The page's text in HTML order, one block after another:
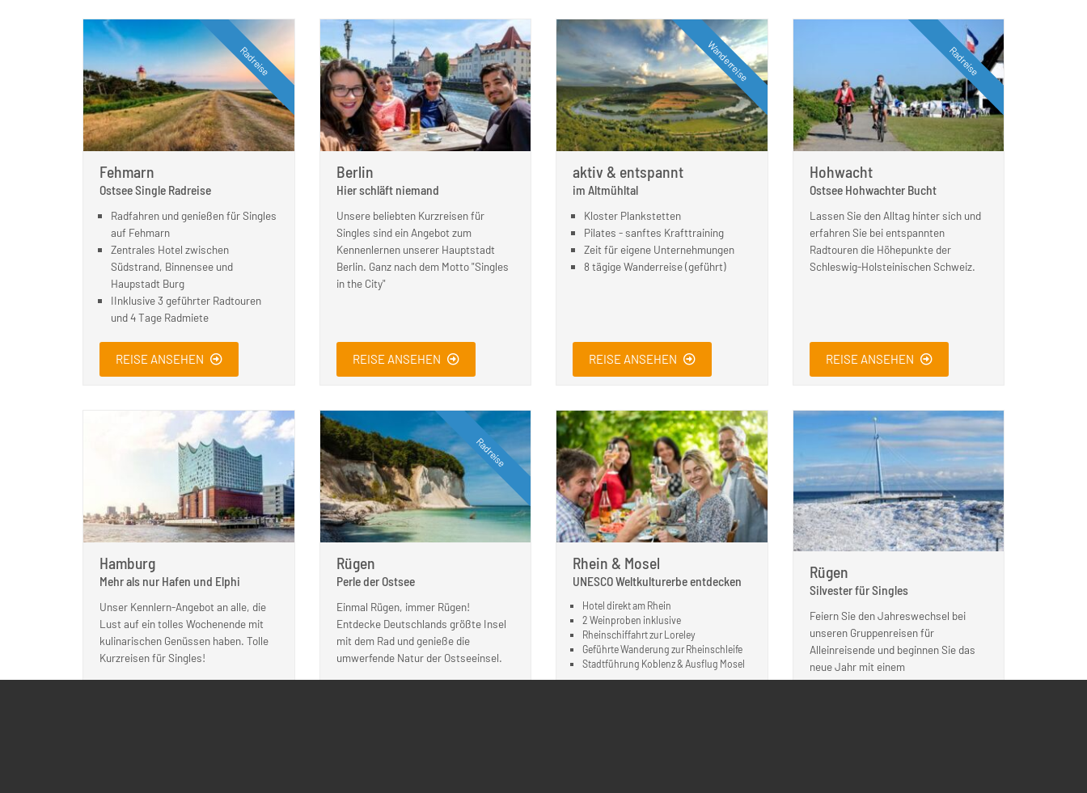
Radreise
Fehmarn
Ostsee Single Radreise
Radfahren und genießen für Singles
auf Fehmarn
Zentrales Hotel zwischen
Südstrand, Binnensee und
Haupstadt Burg
IInklusive 3 geführter Radtouren
und 4 Tage Radmiete
REISE ANSEHEN
Berlin
Hier schläft niemand
Unsere beliebten Kurzreisen für
Singles sind ein Angebot zum
Kennenlernen unserer Hauptstadt
Berlin. Ganz nach dem Motto "Singles
in the City"
REISE ANSEHEN
Wanderreise
aktiv & entspannt
im Altmühltal
Kloster Plankstetten
Pilates - sanftes Krafttraining
Zeit für eigene Unternehmungen
8 tägige Wanderreise (geführt)
REISE ANSEHEN
Radreise
Hohwacht
Ostsee Hohwachter Bucht
Lassen Sie den Alltag hinter sich und
erfahren Sie bei entspannten
Radtouren die Höhepunkte der
Schleswig-Holsteinischen Schweiz.
REISE ANSEHEN
Hamburg
Mehr als nur Hafen und Elphi
Unser Kennlern-Angebot an alle, die
Lust auf ein tolles Wochenende mit
kulinarischen Genüssen haben. Tolle
Kurzreisen für Singles!
Radreise
Rügen
Perle der Ostsee
Einmal Rügen, immer Rügen!
Entdecke Deutschlands größte Insel
mit dem Rad und genieße die
umwerfende Natur der Ostseeinsel.
Rhein & Mosel
UNESCO Weltkulturerbe entdecken
Hotel direkt am Rhein
2 Weinproben inklusive
Rheinschiffahrt zur Loreley
Geführte Wanderung zur Rheinschleife
Stadtführung Koblenz & Ausflug Mosel
Rügen
Silvester für Singles
Feiern Sie den Jahreswechsel bei
unseren Gruppenreisen für
Alleinreisende und beginnen Sie das
neue Jahr mit einem
Strandspaziergang.